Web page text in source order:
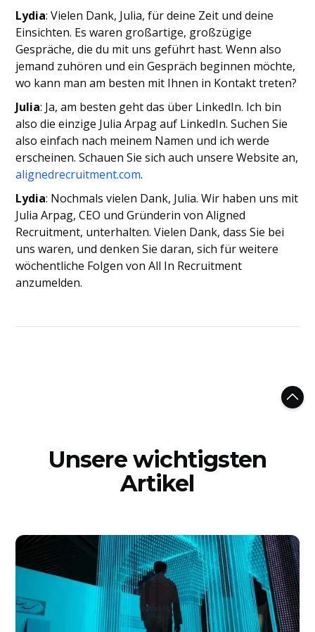
Lydia: Vielen Dank, Julia, für deine Zeit und deine
Einsichten. Es waren großartige, großzügige
Gespräche, die du mit uns geführt hast. Wenn also
jemand zuhören und ein Gespräch beginnen möchte,
wo kann man am besten mit Ihnen in Kontakt treten?
Julia: Ja, am besten geht das über LinkedIn. Ich bin
also die einzige Julia Arpag auf LinkedIn. Suchen Sie
also einfach nach meinem Namen und ich werde
erscheinen. Schauen Sie sich auch unsere Website an,
alignedrecruitment.com.
Lydia: Nochmals vielen Dank, Julia. Wir haben uns mit
Julia Arpag, CEO und Gründerin von Aligned
Recruitment, unterhalten. Vielen Dank, dass Sie bei
uns waren, und denken Sie daran, sich für weitere
wöchentliche Folgen von All In Recruitment
anzumelden.
Unsere wichtigsten
Artikel